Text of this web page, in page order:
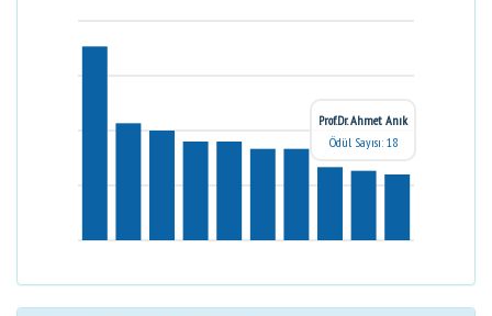
Prof.Dr. Ahmet Anık
Ödül Sayısı: 18